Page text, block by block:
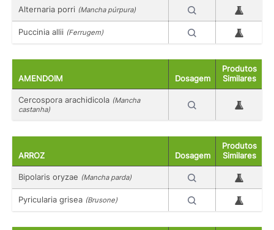
Alternaria porri (Mancha púrpura)
Puccinia allii (Ferrugem)
AMENDOIM Dosagem
Produtos
Similares
Cercospora arachidicola (Mancha
castanha)
ARROZ Dosagem
Produtos
Similares
Bipolaris oryzae (Mancha parda)
Pyricularia grisea (Brusone)